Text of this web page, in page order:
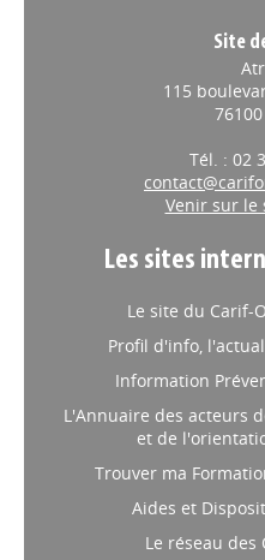
Site
115
Tél. : 02
Venir sur le
Les sites
Le site du Carif-
Profil d'info,
Information
L'Annuaire des acteurs
et de
Trouver ma
Aides et
Le réseau des